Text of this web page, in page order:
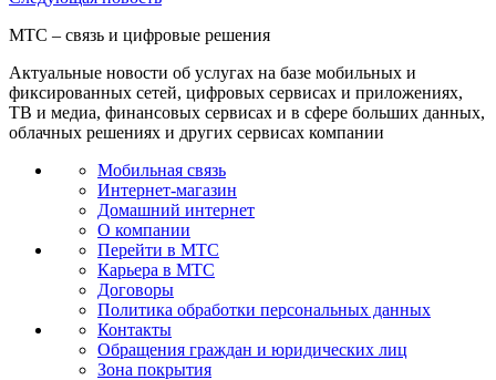
МТС – связь и цифровые решения
Актуальные новости об услугах на базе мобильных и
фиксированных сетей, цифровых сервисах и приложениях,
ТВ и медиа, финансовых сервисах и в сфере больших данных,
облачных решениях и других сервисах компании
Мобильная связь
Интернет-магазин
Домашний интернет
О компании
Перейти в МТС
Карьера в МТС
Договоры
Политика обработки персональных данных
Контакты
Обращения граждан и юридических лиц
Зона покрытия